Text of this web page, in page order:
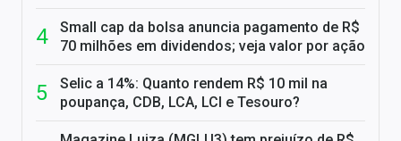
Small cap da bolsa anuncia pagamento de R$
70 milhões em dividendos; veja valor por ação
Selic a 14%: Quanto rendem R$ 10 mil na
poupança, CDB, LCA, LCI e Tesouro?